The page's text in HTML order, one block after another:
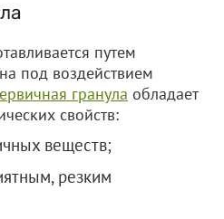
путем
под воздействием
гранула обладает
свойств:
веществ;
резким